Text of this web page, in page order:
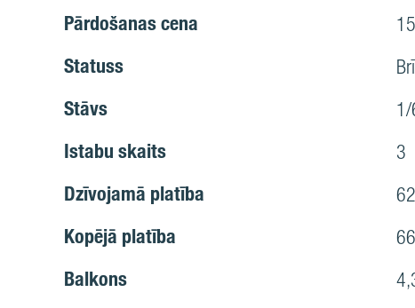
Pārdošanas cena
Statuss
Stāvs
Istabu skaits 3
Dzīvojamā platība
Kopējā platība
Balkons